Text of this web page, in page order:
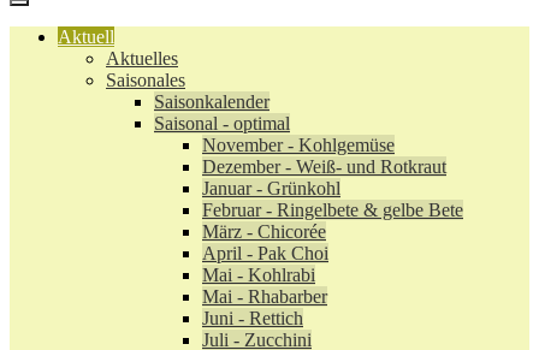
Aktuell
Aktuelles
Saisonales
Saisonkalender
Saisonal - optimal
November - Kohlgemüse
Dezember - Weiß- und Rotkraut
Januar - Grünkohl
Februar - Ringelbete & gelbe Bete
März - Chicorée
April - Pak Choi
Mai - Kohlrabi
Mai - Rhabarber
Juni - Rettich
Juli - Zucchini